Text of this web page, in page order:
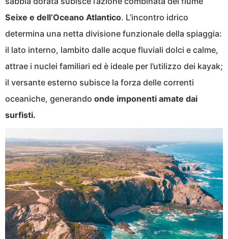
Seixe e dell’Oceano Atlantico. L’incontro idrico
determina una netta divisione funzionale della spiaggia:
il lato interno, lambito dalle acque fluviali dolci e calme,
attrae i nuclei familiari ed è ideale per l’utilizzo dei kayak;
il versante esterno subisce la forza delle correnti
oceaniche, generando onde imponenti amate dai
surfisti.